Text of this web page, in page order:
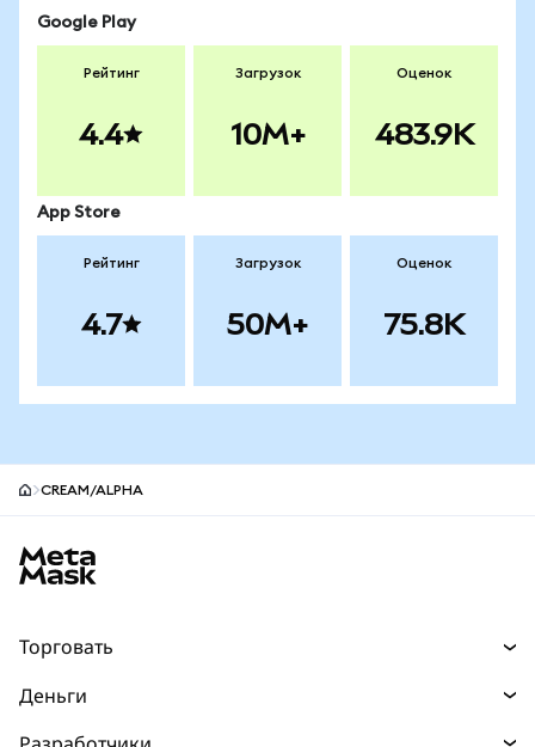
Google Play
Рейтинг
4.4
Загрузок
10M+
Оценок
483.9K
App Store
Рейтинг
4.7
Загрузок
50M+
Оценок
75.8K
CREAM/ALPHA
Торговать
Деньги